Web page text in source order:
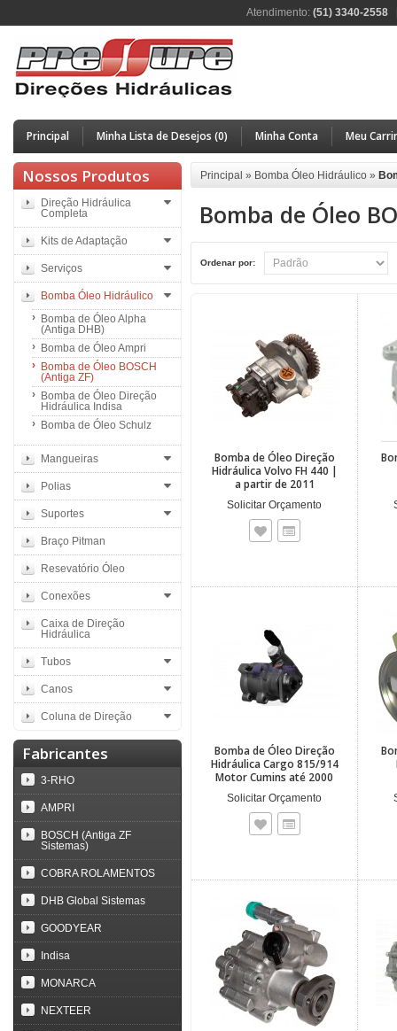
Atendimento: (51) 3340-
Principal Minha Lista de Desejos (0) Minha Conta Meu
Nossos Produtos
Direção Hidráulica
Completa
Kits de Adaptação
Serviços
Bomba Óleo Hidráulico
Bomba de Óleo Alpha
(Antiga DHB)
Bomba de Óleo Ampri
Bomba de Óleo BOSCH
(Antiga ZF)
Bomba de Óleo Direção
Hidráulica Indisa
Bomba de Óleo Schulz
Mangueiras
Polias
Suportes
Braço Pitman
Resevatório Óleo
Conexões
Caixa de Direção
Hidráulica
Tubos
Canos
Coluna de Direção
Fabricantes
3-RHO
AMPRI
BOSCH (Antiga ZF
Sistemas)
COBRA ROLAMENTOS
DHB Global Sistemas
GOODYEAR
Indisa
MONARCA
NEXTEER
Principal » Bomba Óleo Hidráulico »
Bomba de Óleo
Ordenar por:
Bomba de Óleo Direção
Hidráulica Volvo FH 440 |
a partir de 2011
Solicitar Orçamento
Bomba de Óleo Direção
Hidráulica Cargo 815/914
Motor Cumins até 2000
Solicitar Orçamento